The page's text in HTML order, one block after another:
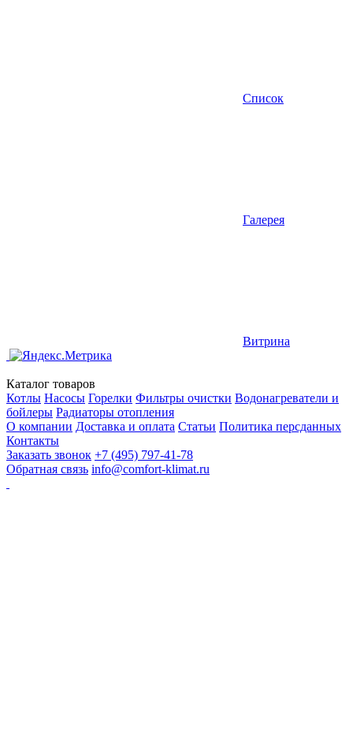
Список
Галерея
Витрина
Каталог товаров
Котлы Насосы Горелки Фильтры очистки Водонагреватели и
бойлеры Радиаторы отопления
О компании Доставка и оплата Статьи Политика персданных
Контакты
Заказать звонок +7 (495) 797-41-78
Обратная связь info@comfort-klimat.ru